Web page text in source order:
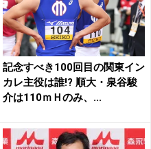
記念すべき100回目の関東イン
カレ主役は誰!? 順大・泉谷駿
介は110ｍＨのみ、...